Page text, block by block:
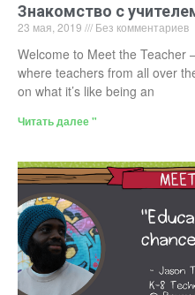
Знакомство с
23 мая, 2019 Без комментариев
Welcome to Meet the Teacher
where teachers from all over
on what it’s like being an
Читать далее "